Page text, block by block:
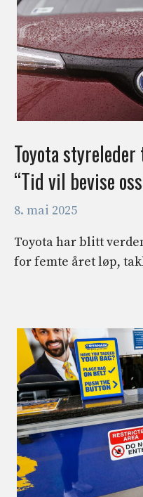
Toyota
“Tid vil bevise
8. mai 2025
Toyota har blitt
for femte året løp,